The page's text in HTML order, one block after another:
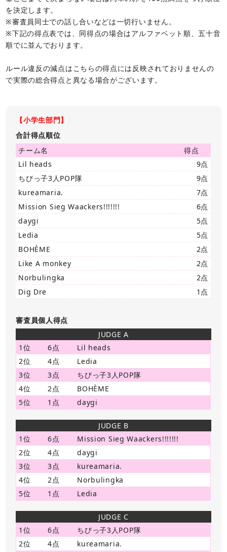
を決定します。
※審査員同士での話し合いなどは一切行いません。
※下記の得点表では、同得点の場合はアルファベット順、五十音
順でに並んでおります。
ルール違反の減点はこちらの得点には反映されておりませんの
で実際の総合得点と異なる場合がございます。
【小学生部門】
合計得点順位
チーム名
得点
Lil heads
9点
ちびっ子3人POP隊
9点
kureamaria.
7点
Mission Sieg Waackers!!!!!!!
6点
daygi
5点
Ledia
5点
BOHÈME
2点
Like A monkey
2点
Norbulingka
2点
Dig Dre
1点
審査員個人得点
JUDGE A
1位
6点
Lil heads
2位
4点
Ledia
3位
3点
ちびっ子3人POP隊
4位
2点
BOHÈME
5位
1点 daygi
JUDGE B
1位
6点
Mission Sieg Waackers!!!!!!!
2位
4点
daygi
3位
3点
kureamaria.
4位
2点
Norbulingka
5位
1点 Ledia
JUDGE C
1位
6点
ちびっ子3人POP隊
2位
4点
kureamaria.